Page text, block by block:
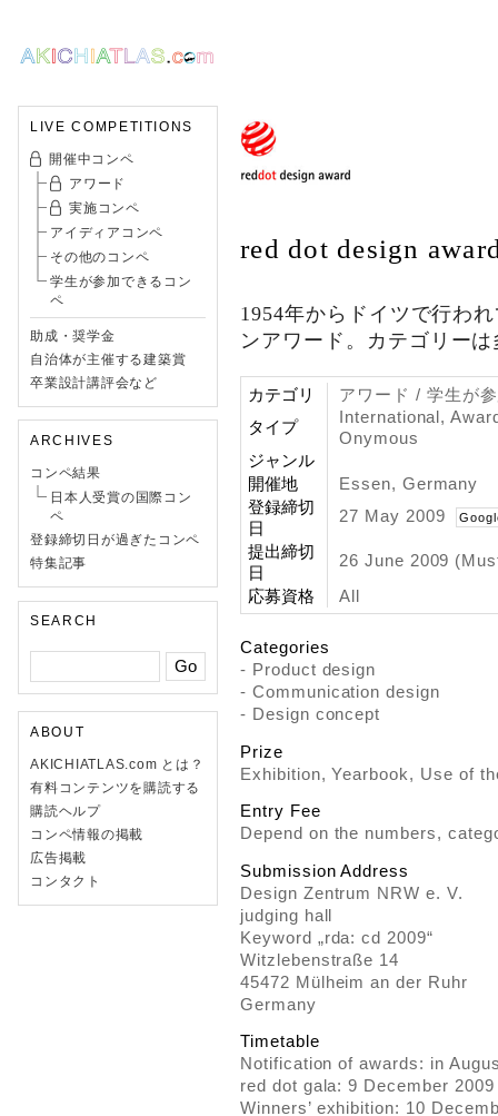
LIVE COMPETITIONS
開催中コンペ
アワード
実施コンペ
アイディアコンペ
その他のコンペ
学生が参加できるコン
ペ
助成・奨学金
自治体が主催する建築賞
卒業設計講評会など
ARCHIVES
コンペ結果
日本人受賞の国際コン
ペ
登録締切日が過ぎたコンペ
特集記事
SEARCH
ABOUT
AKICHIATLAS.com とは？
有料コンテンツを購読する
購読ヘルプ
コンペ情報の掲載
広告掲載
コンタクト
red dot design
1954年からドイツで行わ
ンアワード。カテゴリー
カテゴリ
アワード / 学生が
タイプ
International,
Onymous
ジャンル
開催地
Essen, Germany
登録締切
日
27 May 2009
提出締切
日
26 June 2009
応募資格
All
Categories
- Product design
- Communication design
- Design concept
Prize
Exhibition, Yearbook, Use of
Entry Fee
Depend on the numbers,
Submission Address
Design Zentrum NRW e. V.
judging hall
Keyword „rda: cd 2009“
Witzlebenstraße 14
45472 Mülheim an der Ruhr
Germany
Timetable
Notification of awards: in
red dot gala: 9 December
Winners’ exhibition: 10